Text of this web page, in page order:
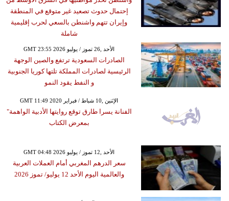
إحتمال حدوث تصعيد غير متوقع في المنطقة
وإيران تتهم واشنطن بالسعي لحرب إقليمية
شاملة
GMT 23:55 2026 الأحد ,26 تموز / يوليو
الصادرات السعودية ترتفع والصين الوجهة
الرئيسية لصادرات المملكة تلتها كوريا الجنوبية
و النفط يقود النمو
GMT 11:49 2020 الإثنين ,10 شباط / فبراير
الفنانة يسرا طارق توقع روايتها الأدبية الواهمة"
بمعرض الكتاب
GMT 04:48 2026 الأحد ,12 تموز / يوليو
سعر الدرهم المغربي أمام العملات العربية
والعالمية اليوم الأحد 12 يوليو/ تموز 2026